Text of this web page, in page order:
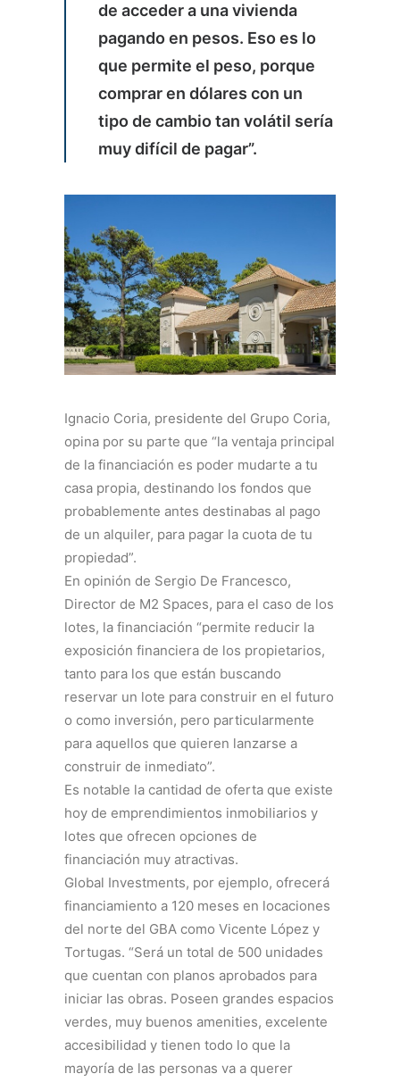
de acceder a una vivienda
pagando en pesos. Eso es lo
que permite el peso, porque
comprar en dólares con un
tipo de cambio tan volátil sería
muy difícil de pagar”.
Ignacio Coria, presidente del Grupo Coria,
opina por su parte que “la ventaja principal
de la financiación es poder mudarte a tu
casa propia, destinando los fondos que
probablemente antes destinabas al pago
de un alquiler, para pagar la cuota de tu
propiedad”.
En opinión de Sergio De Francesco,
Director de M2 Spaces, para el caso de los
lotes, la financiación “permite reducir la
exposición financiera de los propietarios,
tanto para los que están buscando
reservar un lote para construir en el futuro
o como inversión, pero particularmente
para aquellos que quieren lanzarse a
construir de inmediato”.
Es notable la cantidad de oferta que existe
hoy de emprendimientos inmobiliarios y
lotes que ofrecen opciones de
financiación muy atractivas.
Global Investments, por ejemplo, ofrecerá
financiamiento a 120 meses en locaciones
del norte del GBA como Vicente López y
Tortugas. “Será un total de 500 unidades
que cuentan con planos aprobados para
iniciar las obras. Poseen grandes espacios
verdes, muy buenos amenities, excelente
accesibilidad y tienen todo lo que la
mayoría de las personas va a querer